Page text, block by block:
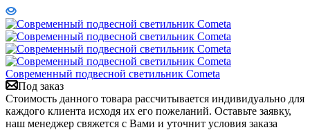
Современный подвесной светильник Cometa
Под заказ
Стоимость данного товара рассчитывается индивидуально для
каждого клиента исходя их его пожеланий. Оставьте заявку,
наш менеджер свяжется с Вами и уточнит условия заказа